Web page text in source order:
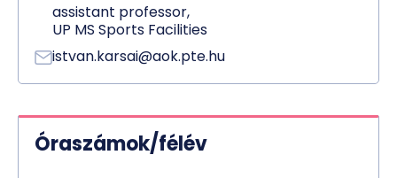
assistant professor,
UP MS Sports Facilities
istvan.karsai@aok.pte.hu
Óraszámok/félév